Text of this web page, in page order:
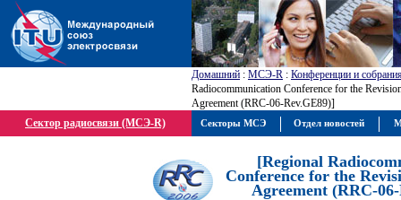
Домашний : МСЭ-R : Конференции и
Radiocommunication Conference for the
Agreement (RRC-06-Rev.GE89)]
Сектор радиосвязи (МСЭ-R)
[Regional
Conference for the
Agreement (RRC-
Секторы МСЭ Отдел новостей